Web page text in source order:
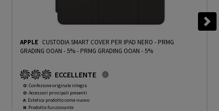
APPLE CUSTODIA SMART COVER PER IPAD NERO - PRMG
GRADING OOAN - 5%- PRMG GRADING OOAN - 5%
ECCELLENTE
O: Confezione originale integra
O: Accessori principali presenti
A: Estetica prodotto come nuovo
N: Prodotto funzionante